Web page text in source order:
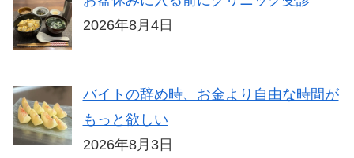
2026年8月4日
バイトの辞め時、お金より自由な時間が
もっと欲しい
2026年8月3日